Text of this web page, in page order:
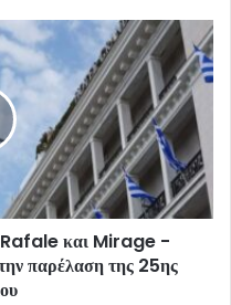
Rafale και Mirage -
παρέλαση της 25ης